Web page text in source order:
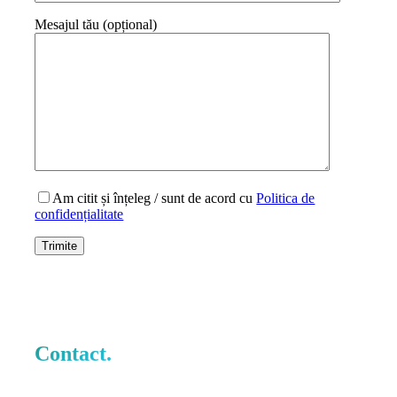
Mesajul tău (opțional)
Am citit și înțeleg / sunt de acord cuPolitica de
confidențialitate
Contact.